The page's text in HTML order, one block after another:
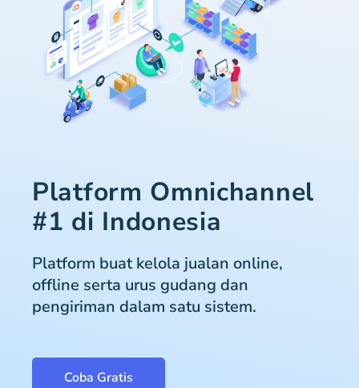
Platform Omnichannel
#1 di Indonesia
Platform buat kelola jualan online,
offline serta urus gudang dan
pengiriman dalam satu sistem.
Coba Gratis